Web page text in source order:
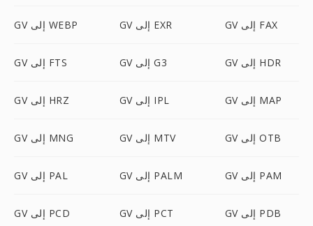
GV إلى WEBP GV إلى EXR GV إلى FAX
GV إلى FTS GV إلى G3 GV إلى HDR
GV إلى HRZ GV إلى IPL GV إلى MAP
GV إلى MNG GV إلى MTV GV إلى OTB
GV إلى PAL GV إلى PALM GV إلى PAM
GV إلى PCD GV إلى PCT GV إلى PDB